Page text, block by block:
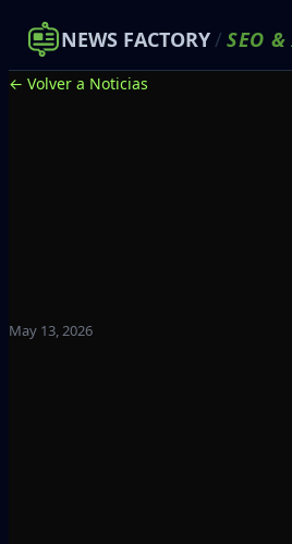
NEWS FACTORY/ SEO &
← Volver a Noticias
May 13, 2026